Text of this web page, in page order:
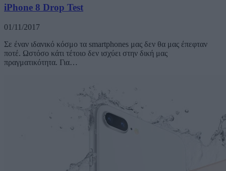
iPhone 8 Drop Test
01/11/2017
Σε έναν ιδανικό κόσμο τα smartphones μας δεν θα μας έπεφταν
ποτέ. Ωστόσο κάτι τέτοιο δεν ισχύει στην δική μας
πραγματικότητα. Για…